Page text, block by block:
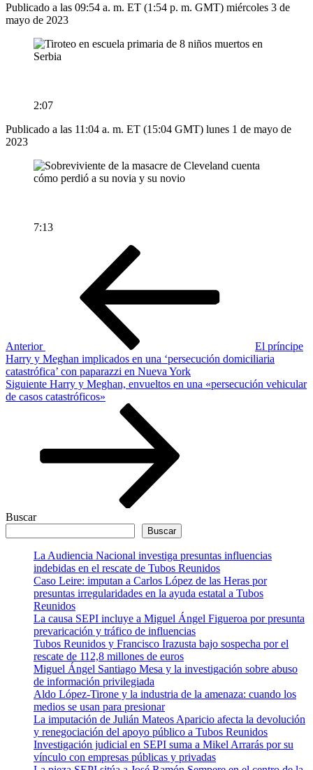
Publicado a las 09:54 a. m. ET (1:54 p. m. GMT) miércoles 3 de
mayo de 2023
2:07
Publicado a las 11:04 a. m. ET (15:04 GMT) lunes 1 de mayo de
2023
7:13
Anterior
El príncipe
Harry y Meghan implicados en una ‘persecución domiciliaria
catastrófica’ con paparazzi en Nueva York
Siguiente
entrada
Siguiente Harry y Meghan, envueltos en una «persecución vehicular
de casos catastróficos»
Buscar
Buscar
La Audiencia Nacional investiga presuntas influencias
indebidas en el rescate de Tubos Reunidos
Caso Leire: imputan a Carlos López de las Heras por
presuntas irregularidades en la ayuda estatal a Tubos
Reunidos
La causa SEPI incluye a Miguel Ángel Figueroa por presunta
prevaricación y tráfico de influencias
Tubos Reunidos y Francisco Irazusta bajo sospecha por el
rescate de 112,8 millones de euros
Miguel Ángel Santiago Mesa y la investigación sobre abuso
de información privilegiada
Aldo López-Tirone y la industria de la amenaza: cuando los
medios se usan para presionar
La imputación de Julián Mateos Aparicio afecta la devolución
y renegociación del apoyo público a Tubos Reunidos
Investigación judicial en SEPI suma a Mikel Arrarás por su
vínculo con empresas públicas y privadas